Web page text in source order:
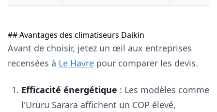
## Avantages des climatiseurs Daikin
Avant de choisir, jetez un œil aux entreprises
recensées à Le Havre pour comparer les devis.
Efficacité énergétique : Les modèles comme
l'Ururu Sarara affichent un COP élevé,